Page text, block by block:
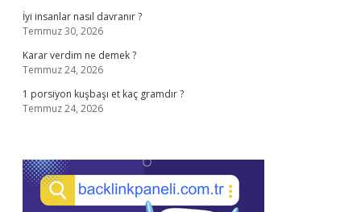
İyi insanlar nasıl davranır ?
Temmuz 30, 2026
Karar verdim ne demek ?
Temmuz 24, 2026
1 porsiyon kuşbaşı et kaç gramdır ?
Temmuz 24, 2026